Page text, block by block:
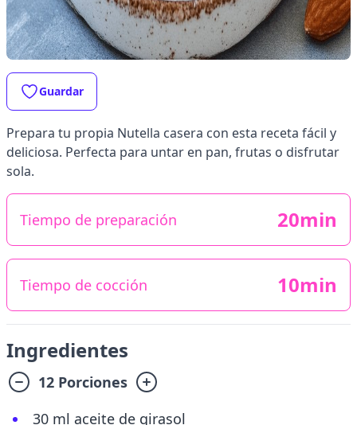
Guardar
Prepara tu propia Nutella casera con esta receta fácil y
deliciosa. Perfecta para untar en pan, frutas o disfrutar
sola.
Tiempo de preparación 20min
Tiempo de cocción 10min
Ingredientes
12 Porciones
30 ml aceite de girasol